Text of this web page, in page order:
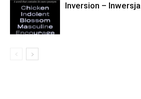
Inversion – Inwersja